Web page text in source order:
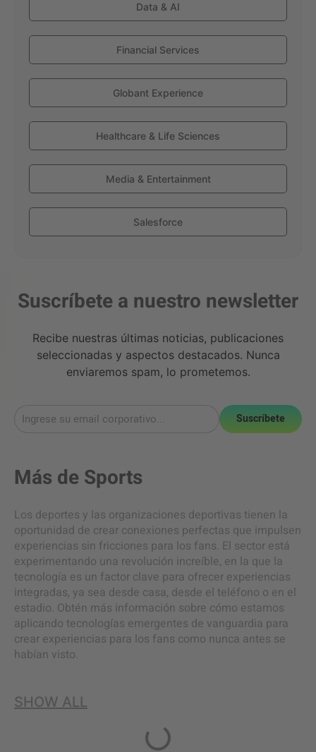
Data & AI
Financial Services
Globant Experience
Healthcare & Life Sciences
Media & Entertainment
Salesforce
Suscríbete a nuestro newsletter
Recibe nuestras últimas noticias, publicaciones
seleccionadas y aspectos destacados. Nunca
enviaremos spam, lo prometemos.
Suscríbete
Más deSports
Los deportes y las organizaciones deportivas tienen la
oportunidad de crear conexiones perfectas que impulsen
experiencias sin fricciones para los fans. El sector está
experimentando una revolución increíble, en la que la
tecnología es un factor clave para ofrecer experiencias
integradas, ya sea desde casa, desde el teléfono o en el
estadio. Obtén más información sobre cómo estamos
aplicando tecnologías emergentes de vanguardia para
crear experiencias para los fans como nunca antes se
habían visto.
SHOW ALL